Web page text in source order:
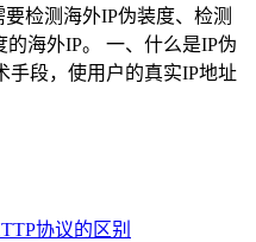
检测海外IP伪装度、检测
海外IP。 一、什么是IP伪
手段，使用户的真实IP地址